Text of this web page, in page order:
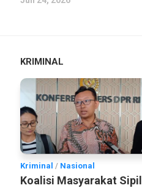
KRIMINAL
Kriminal / Nasional
Koalisi Masyarakat Sipil